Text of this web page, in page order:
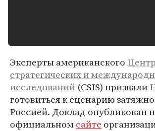
Эксперты американского
стратегических и
исследований (CSIS) призвали
готовиться к сценарию
Россией. Доклад опубликован
официальномсайте